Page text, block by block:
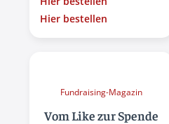
Hier bestellen
Fundraising-Magazin
Vom Like zur Spende